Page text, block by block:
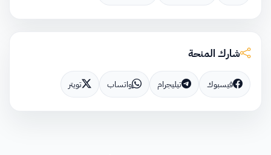
شارك المنحة
فيسبوك تيليجرام واتساب تويتر